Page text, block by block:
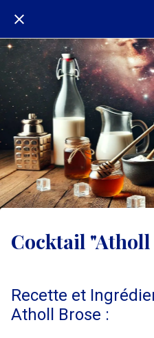
Cocktail "Atholl
Recette et
Atholl Brose :